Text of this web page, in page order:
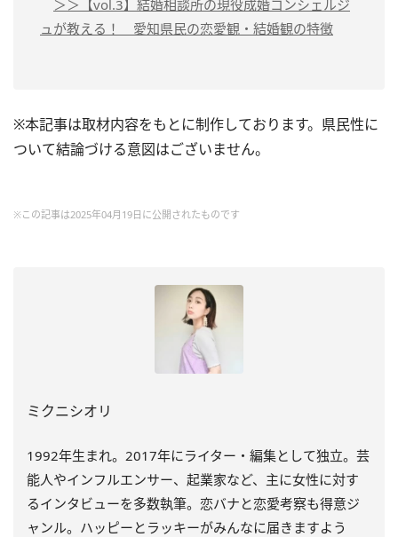
＞＞【vol.3】結婚相談所の現役成婚コンシェルジ
ュが教える！ 愛知県民の恋愛観・結婚観の特徴
※本記事は取材内容をもとに制作しております。県民性に
ついて結論づける意図はございません。
※この記事は2025年04月19日に公開されたものです
ミクニシオリ
1992年生まれ。2017年にライター・編集として独立。芸
能人やインフルエンサー、起業家など、主に女性に対す
るインタビューを多数執筆。恋バナと恋愛考察も得意ジ
ャンル。ハッピーとラッキーがみんなに届きますよう